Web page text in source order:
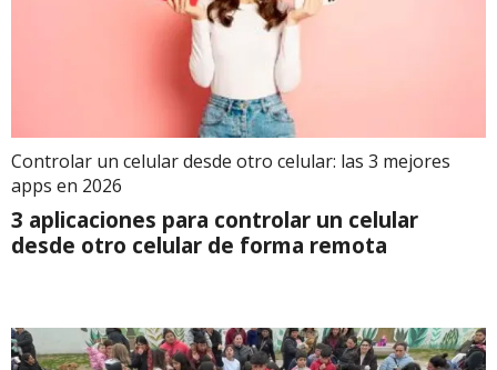
Controlar un celular desde otro celular: las 3 mejores
apps en 2026
3 aplicaciones para controlar un celular
desde otro celular de forma remota